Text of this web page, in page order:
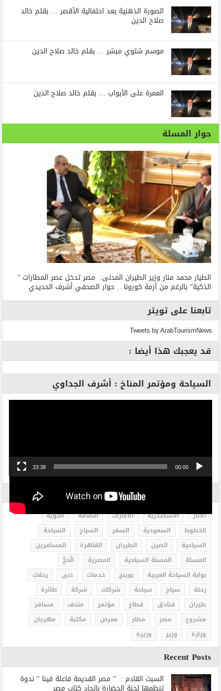
الصورة الذهنية بعد احتفالية الأقصر … بقلم خالد
صلاح الدين
موسم شتوي مبشر … بقلم خالد صلاح الدين
العمرة على الأبواب … بقلم خالد صلاح الدين
حوار المسلة
الطيار محمد منار وزير الطيران المدنى: مصر تدخل عصر المطارات ”
الذكية” بالرغم من أزمة كورونا… حوار الصحفي أشرف الحديدي
تابعنا على تويتر
Tweets by ArabTourismNews
قد يعجبك هذا أيضا :
السياحة ومؤتمر المناخ : أشرف الجداوي
00:00
33:38
الاثار الاسكندرية الامارات الثقافة
الجوية
الخطوط
السعودية السفر السياح
السياحة
السياحية
الصين الطيران القاهرة
المسافرين
المسلة
المسلة السياحية المصرية
الْحَجُّ
بوابة السياحة العربية
بوينج خدمات دبى
رحلات
رحلة
سياح سياحة شركات شركة
طائرة
طيران
فنادق قطاع مؤتمر متحف
مسافر
مشروع
مصر مطار معرض مكتبة
مهرجان
وزارة
وزير وزيرة
Recent Posts
السبت القادم : ” مصر القديمة فاعلة فينا ” ندوة
تنظمها لجنة الحضارة باتحاد كتاب مصر